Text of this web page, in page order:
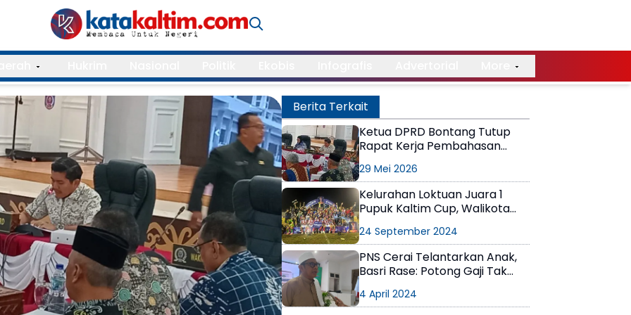
Berita Terkait
Ketua DPRD Bontang Tutup
Rapat Kerja Pembahasan
29 Mei 2026
Kelurahan Loktuan Juara 1
Pupuk Kaltim Cup, Walikota
Pengembangan Sepak Bola
Bontang
24 September 2024
PNS Cerai Telantarkan Anak,
Basri Rase: Potong Gaji Tak
juga Pekerja Perusahaan
4 April 2024